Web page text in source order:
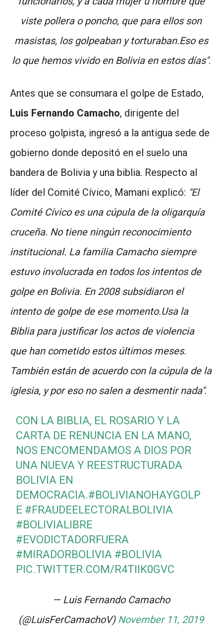
viste pollera o poncho, que para ellos son
masistas, los golpeaban y torturaban.Eso es
lo que hemos vivido en Bolivia en estos días".
Antes que se consumara el golpe de Estado,
Luis Fernando Camacho, dirigente del
proceso golpista, ingresó a la antigua sede de
gobierno donde depositó en el suelo una
bandera de Bolivia y una biblia. Respecto al
líder del Comité Cívico, Mamani explicó: "El
Comité Cívico es una cúpula de la oligarquía
cruceña. No tiene ningún reconocimiento
institucional. La familia Camacho siempre
estuvo involucrada en todos los intentos de
golpe en Bolivia. En 2008 subsidiaron el
intento de golpe de ese momento.Usa la
Biblia para justificar los actos de violencia
que han cometido estos últimos meses.
También están de acuerdo con la cúpula de la
iglesia, y por eso no salen a desmentir nada".
CON LA BIBLIA, EL ROSARIO Y LA
CARTA DE RENUNCIA EN LA MANO,
NOS ENCOMENDAMOS A DIOS POR
UNA NUEVA Y REESTRUCTURADA
BOLIVIA EN
DEMOCRACIA.#BOLIVIANOHAYGOLP
E #FRAUDEELECTORALBOLIVIA
#BOLIVIALIBRE
#EVODICTADORFUERA
#MIRADORBOLIVIA #BOLIVIA
PIC.TWITTER.COM/R4TIIK0GVC
— Luis Fernando Camacho
(@LuisFerCamachoV) November 11, 2019